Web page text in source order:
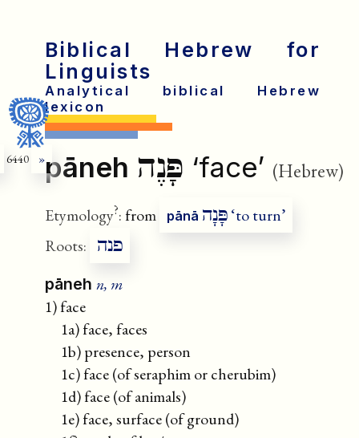
Biblical Hebrew for
Linguists
Analytical biblical Hebrew
lexicon
6440 »pāneh פָּנֶה ‘face’ (Hebrew)
Etymology?:from pānā פָּנָה‘to turn’
Roots: פנה
pāneh n, m
1) face
1a) face, faces
1b) presence, person
1c) face (of seraphim or cherubim)
1d) face (of animals)
1e) face, surface (of ground)